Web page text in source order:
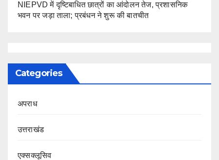
NIEPVD में दृष्टिबाधित छात्रों का आंदोलन तेज, प्रशासनिक
भवन पर जड़ा ताला; प्रबंधन ने शुरू की बातचीत
Categories
अपराध
उत्तराखंड
एक्सक्लूसिव